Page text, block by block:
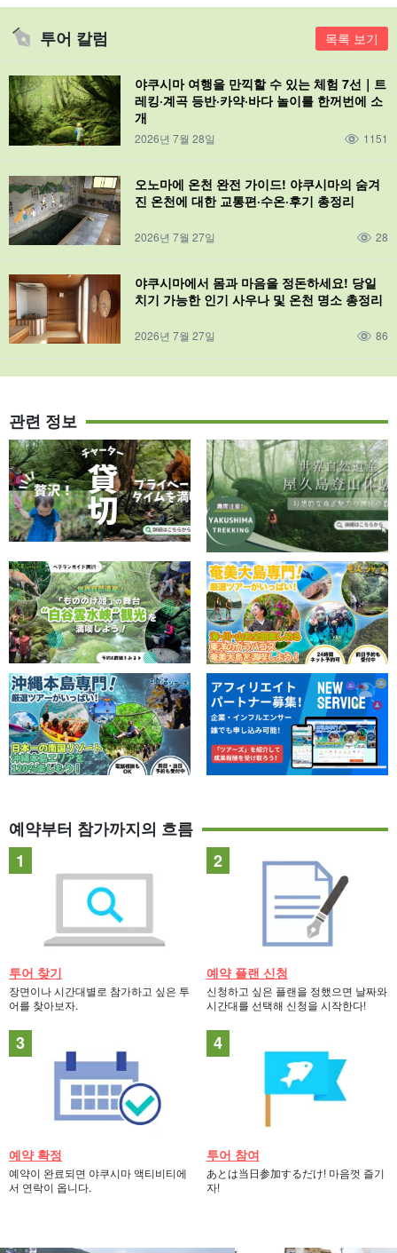
투어 칼럼 목록 보기
야쿠시마 여행을 만끽할 수 있는 체험 7선｜트
레킹·계곡 등반·카약·바다 놀이를 한꺼번에 소
개
2026년 7월 28일 1151
오노마에 온천 완전 가이드! 야쿠시마의 숨겨
진 온천에 대한 교통편·수온·후기 총정리
2026년 7월 27일 28
야쿠시마에서 몸과 마음을 정돈하세요! 당일
치기 가능한 인기 사우나 및 온천 명소 총정리
2026년 7월 27일 86
관련 정보
예약부터 참가까지의 흐름
투어 찾기
장면이나 시간대별로 참가하고 싶은 투
어를 찾아보자.
예약 플랜 신청
신청하고 싶은 플랜을 정했으면 날짜와
시간대를 선택해 신청을 시작한다!
예약 확정
예약이 완료되면 야쿠시마 액티비티에
서 연락이 옵니다.
투어 참여
あとは当日参加するだけ! 마음껏 즐기
자!